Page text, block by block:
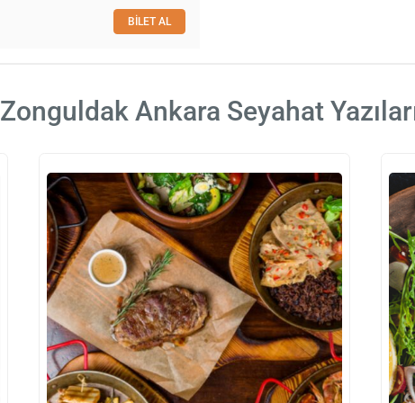
BİLET AL
Zonguldak Ankara Seyahat